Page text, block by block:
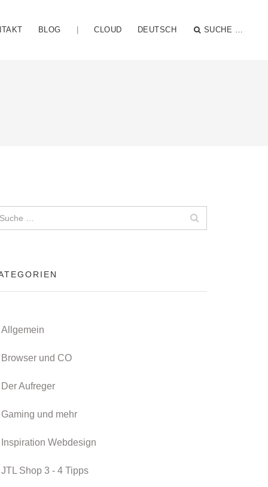
BLOG CLOUD DEUTSCH SUCHE …
Allgemein
Browser und CO
Der Aufreger
Gaming und mehr
Inspiration Webdesign
JTL Shop 3 - 4 Tipps